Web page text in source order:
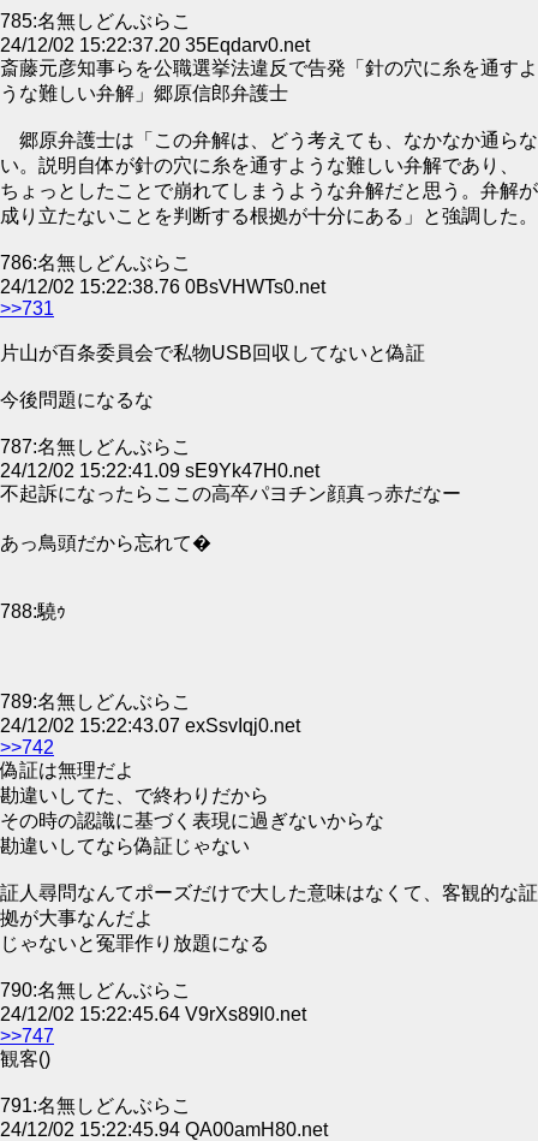
785:名無しどんぶらこ
24/12/02 15:22:37.20 35Eqdarv0.net
斎藤元彦知事らを公職選挙法違反で告発「針の穴に糸を通すよ
うな難しい弁解」郷原信郎弁護士
郷原弁護士は「この弁解は、どう考えても、なかなか通らな
い。説明自体が針の穴に糸を通すような難しい弁解であり、
ちょっとしたことで崩れてしまうような弁解だと思う。弁解が
成り立たないことを判断する根拠が十分にある」と強調した。
786:名無しどんぶらこ
24/12/02 15:22:38.76 0BsVHWTs0.net
>>731
片山が百条委員会で私物USB回収してないと偽証
今後問題になるな
787:名無しどんぶらこ
24/12/02 15:22:41.09 sE9Yk47H0.net
不起訴になったらここの高卒パヨチン顔真っ赤だなー
あっ鳥頭だから忘れて�
788:驍ｩ
789:名無しどんぶらこ
24/12/02 15:22:43.07 exSsvIqj0.net
>>742
偽証は無理だよ
勘違いしてた、で終わりだから
その時の認識に基づく表現に過ぎないからな
勘違いしてなら偽証じゃない
証人尋問なんてポーズだけで大した意味はなくて、客観的な証
拠が大事なんだよ
じゃないと冤罪作り放題になる
790:名無しどんぶらこ
24/12/02 15:22:45.64 V9rXs89l0.net
>>747
観客()
791:名無しどんぶらこ
24/12/02 15:22:45.94 QA00amH80.net